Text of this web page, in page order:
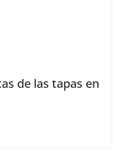
de las tapas en